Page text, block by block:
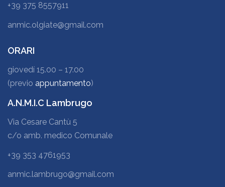
+39 375 8557911
anmic.olgiate@gmail.com
ORARI
giovedí 15.00 – 17.00
(previo appuntamento)
A.N.M.I.C Lambrugo
Via Cesare Cantù 5
c/o amb. medico Comunale
+39 353 4761953
anmic.lambrugo@gmail.com